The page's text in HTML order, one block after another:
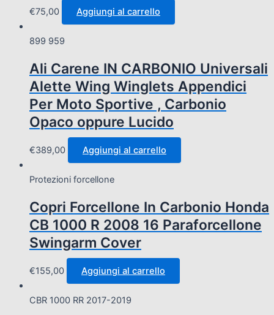
€75,00 Aggiungi al carrello
899 959
Ali Carene IN CARBONIO Universali
Alette Wing Winglets Appendici
Per Moto Sportive , Carbonio
Opaco oppure Lucido
€389,00 Aggiungi al carrello
Protezioni forcellone
Copri Forcellone In Carbonio Honda
CB 1000 R 2008 16 Paraforcellone
Swingarm Cover
€155,00 Aggiungi al carrello
CBR 1000 RR 2017-2019